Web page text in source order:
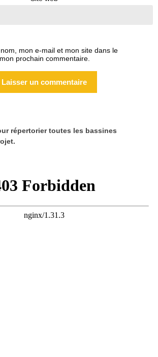
mon e-mail et mon site dans le
prochain commentaire.
répertorier toutes les bassines